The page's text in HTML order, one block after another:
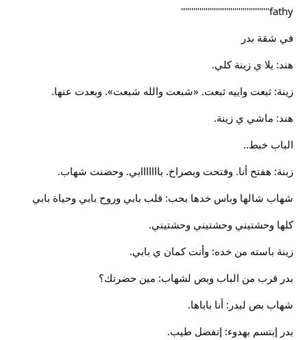
fathy'''''''''''''''''''''''''''''''''''''''''''
في شقة بدر
هند: يلا ي زينة كلي.
زينة: ثبعت واييه ثبعت. «شبعت والله شبعت». وبعدت عنها.
هند: ماشي ي زينة.
الباب خبط..
زبنة: هفتح أنا. وفتحت وبصراخ. بااااااابي. وحضنت شهاب.
شهاب شالها وباس خدها بحب: قلب بابي وروح بابي وحياة بابي
كلها وحشتيني وحشتيني وحشتيني.
زينة باسته من خده: وأنت كمان ي بابي.
بدر قرب من الباب وبص لشهاب: مين حضرتك؟
شهاب بص لبدر: أنا باباها.
بدر إبتسم بهدوء: إتفضل طيب.